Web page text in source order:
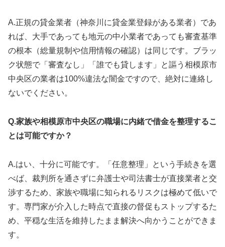
A.正規の貸金業者（神奈川に貸金業登録がある業者）であ
れば、大手であっても地元の中小業者であっても審査基準
の根本（総量規制や信用情報の確認）は同じです。ブラッ
ク状態で「審査なし」「誰でも貸します」と謳う相模原市
中央区の業者は100%違法な闇金ですので、絶対に連絡し
ないでください。
Q.家族や相模原市中央区の職場に内緒で借金を整理するこ
とは可能ですか？
A.はい、十分に可能です。「任意整理」という手続きを選
べば、裁判所を通さずに弁護士や司法書士が直接業者と交
渉するため、家族や職場に知られるリスクは極めて低いで
す。専門家が介入した時点で直接の督促もストップするた
め、平穏な生活を維持したまま解決へ向かうことができま
す。